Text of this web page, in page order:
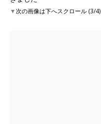
▼次の画像は下へスクロール (3/4)